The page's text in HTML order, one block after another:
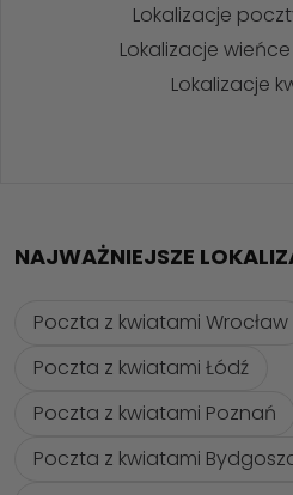
Lokalizacje
Lokalizacje
Lokalizacje
NAJWAŻNIEJSZE
Poczta z kwiatami Wrocław
Poczta z kwiatami Łódź
Poczta z kwiatami Poznań
Poczta z kwiatami